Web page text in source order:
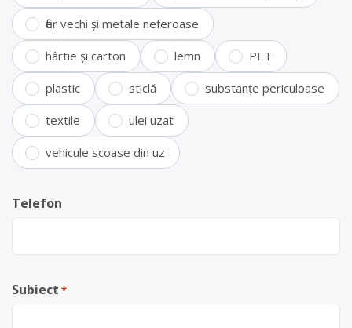
fier vechi și metale neferoase
hârtie și carton lemn PET
plastic sticlă substanțe periculoase
textile ulei uzat
vehicule scoase din uz
Telefon
Subiect *